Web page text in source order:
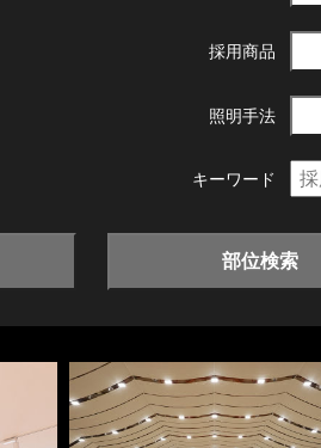
採用商品
照明手法
キーワード
部位検索